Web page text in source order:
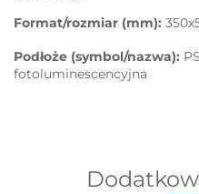
Format/rozmiar (mm):
Podłoże (symbol/nazwa):
fotoluminescencyjna